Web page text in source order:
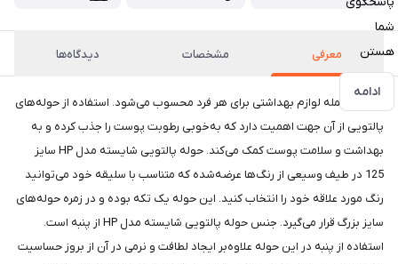
شما
هستن
ادامه
معرفی مشخصات دیدگاه‌ها
حوله از جمله لوازم بهداشتی برای هر فرد محسوب می‌شود. استفاده از حوله‌های
پالتویی از آن جهت اهمیت دارد که به‌خوبی رطوبت پوست را جذب کرده و به
بهداشت و سلامت پوست کمک می‌کند. حوله پالتویی شایسته مدل HP سایز
125 در طیف وسیعی از رنگ‌ها عرضه‌شده که متناسب با سلیقه خود می‌توانید
رنگ مورد علاقه خود را انتخاب کنید. این حوله یک تکه بوده و در زمره حوله‌های
سایز بزرگ قرار می‌گیرد. جنس حوله پالتویی شایسته مدل HP از پنبه است.
استفاده از پنبه در این حوله علاوه‌بر ایجاد لطافت و نرمی در آن از بروز حساسیت